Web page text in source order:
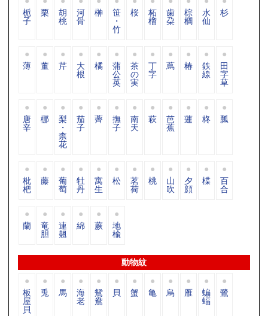
栀
子
栗 胡
桃
河
骨
榊 笹
・
竹
桜 柘
榴
歯
朶
棕
櫚
水
仙
杉
薄 董 芹 大
根
橘 蒲
公
英
茶
の
実
丁
字
蔦 椿 鉄
線
田
字
草
唐
辛
梛 梨
・
柰
花
茄
子
薺 撫
子
南
天
萩 芭
蕉
蓮 柊 瓢
枇
杷
藤 葡
萄
牡
丹
寓
生
松 茗
荷
桃 山
吹
夕
顔
楪 百
合
蘭 竜
胆
連
翹
綿 蕨 地
楡
動物紋
板
屋
貝
兎 馬 海
老
鴛
鴦
貝 蟹 亀 烏 雁 蝙
蝠
鷺